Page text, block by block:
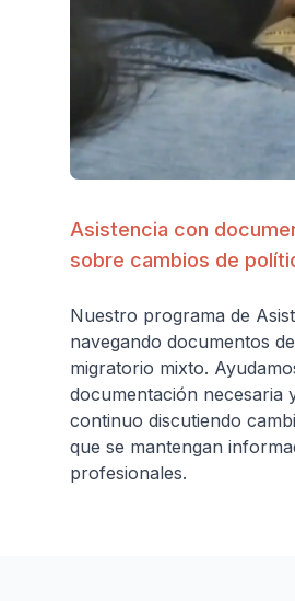
Asistencia con
sobre cambios de
Nuestro programa de
navegando documentos
migratorio mixto.
documentación necesaria
continuo discutiendo
que se mantengan
profesionales.